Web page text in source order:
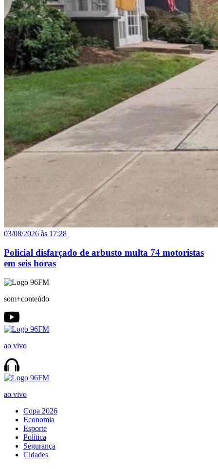
03/08/2026 às 17:28
Policial disfarçado de arbusto multa 74 motoristas
em seis horas
som+conteúdo
ao vivo
ao vivo
Copa 2026
Economia
Esporte
Política
Segurança
Cidades